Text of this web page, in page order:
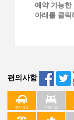
예약 가능한
아래를 클릭
편의사항
주차가능 수면가능